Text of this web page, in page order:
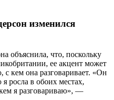
изменился
объяснила, что, поскольку
ее акцент может
с кем она разговаривает. «Он
росла в обоих местах,
я разговариваю», —